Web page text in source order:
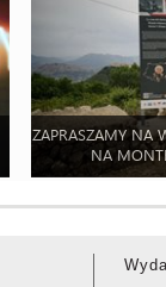
ZAPRASZAMY NA
NA